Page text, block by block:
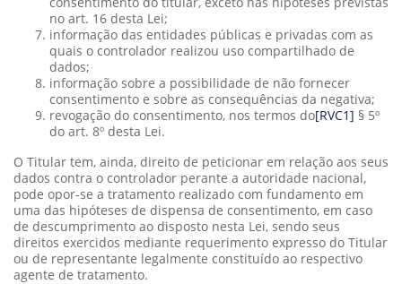
no art. 16 desta Lei;
informação das entidades públicas e privadas com as
quais o controlador realizou uso compartilhado de
dados;
informação sobre a possibilidade de não fornecer
consentimento e sobre as consequências da negativa;
revogação do consentimento, nos termos do[RVC1] § 5º
do art. 8º desta Lei.
O Titular tem, ainda, direito de peticionar em relação aos seus
dados contra o controlador perante a autoridade nacional,
pode opor-se a tratamento realizado com fundamento em
uma das hipóteses de dispensa de consentimento, em caso
de descumprimento ao disposto nesta Lei, sendo seus
direitos exercidos mediante requerimento expresso do Titular
ou de representante legalmente constituído ao respectivo
agente de tratamento.